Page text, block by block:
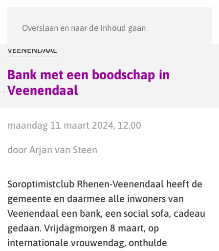
Overslaan en naar de inhoud gaan
VEENENDAAL
Bank met een boodschap in
Veenendaal
maandag 11 maart 2024, 12.00
door Arjan van Steen
Soroptimistclub Rhenen-Veenendaal heeft de
gemeente en daarmee alle inwoners van
Veenendaal een bank, een social sofa, cadeau
gedaan. Vrijdagmorgen 8 maart, op
internationale vrouwendag, onthulde